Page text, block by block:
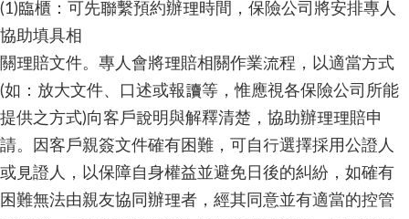
(1)臨櫃：可先聯繫預約辦理時間，保險公司將安排專人
協助填具相
關理賠文件。專人會將理賠相關作業流程，以適當方式
(如：放大文件、口述或報讀等，惟應視各保險公司所能
提供之方式)向客戶說明與解釋清楚，協助辦理理賠申
請。因客戶親簽文件確有困難，可自行選擇採用公證人
或見證人，以保障自身權益並避免日後的糾紛，如確有
困難無法由親友協同辦理者，經其同意並有適當的控管